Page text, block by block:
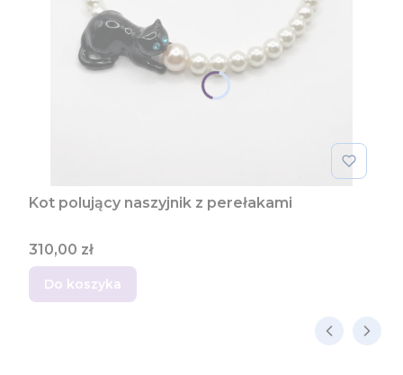
Kot polujący naszyjnik z perełakami
Cena
310,00 zł
Do koszyka